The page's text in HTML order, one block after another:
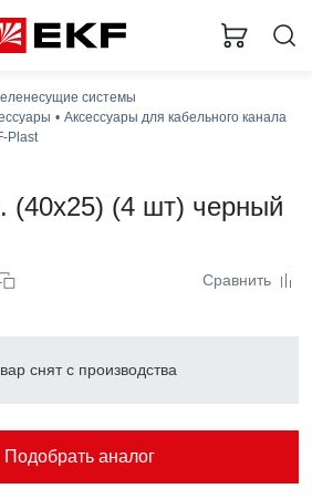
системы
Аксессуары для кабельного канала
Plast
(40x25) (4 шт) черный
Сравнить
снят с производства
Подобрать аналог